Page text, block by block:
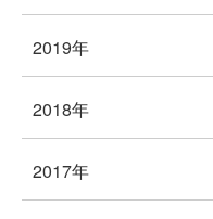
2019年
2018年
2017年